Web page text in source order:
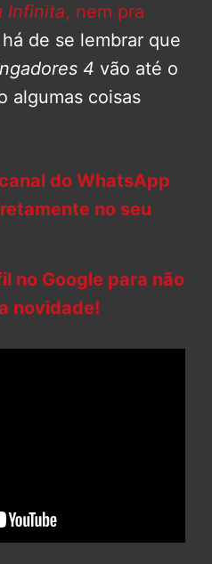
Infinita, nem pra
de se lembrar que
4 vão até o
algumas coisas
do WhatsApp
no seu
no Google para não
novidade!